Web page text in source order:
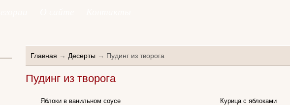
Главная → Десерты → Пудинг из творога
Пудинг из творога
Яблоки в ванильном соусе Курица с яблоками